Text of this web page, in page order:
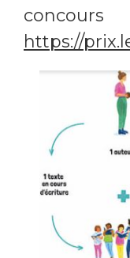
concours
https://